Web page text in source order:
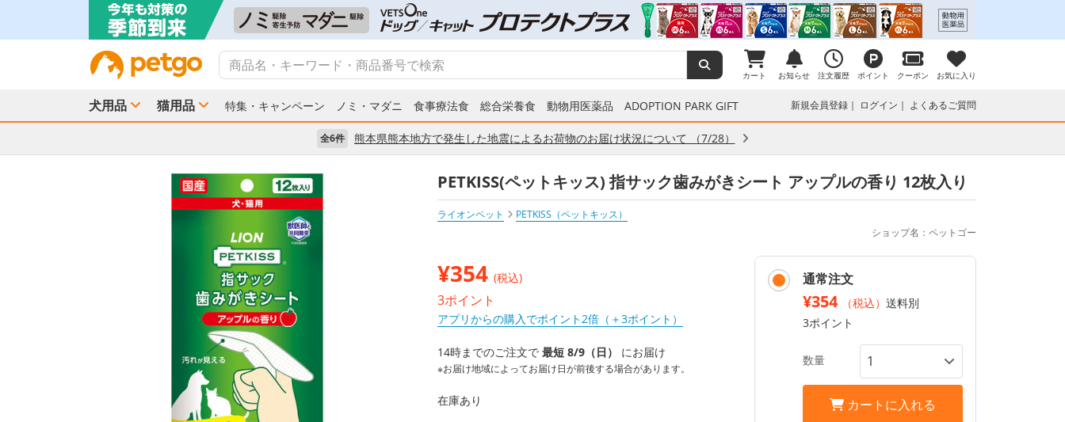
カート お知らせ 注文履歴 ポイント クーポン お気に入り
犬用品 猫用品 特集・キャンペーン ノミ・マダニ 食事療法食 総合栄養食 動物用医薬品 ADOPTION PARK GIFT 新規会員登録 ログイン よくあるご質問
全6件 熊本県熊本地方で発生した地震によるお荷物のお届け状況について （7/28）
PETKISS(ペットキッス) 指サック歯みがきシート アップルの香り 12枚入り
ライオンペット
PETKISS（ペットキッス）
ショップ名：ペットゴー
¥354 (税込)
3ポイント
アプリからの購入でポイント2倍（＋3ポイント）
14時までのご注文で 最短 8/9（日） にお届け
※お届け地域によってお届け日が前後する場合があります。
在庫あり
通常注文
¥354 （税込） 送料別
3ポイント
数量
カートに入れる